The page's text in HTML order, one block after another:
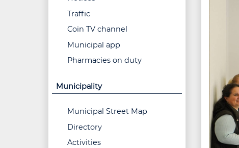
Traffic
Coin TV channel
Municipal app
Pharmacies on duty
Municipality
Municipal Street Map
Directory
Activities